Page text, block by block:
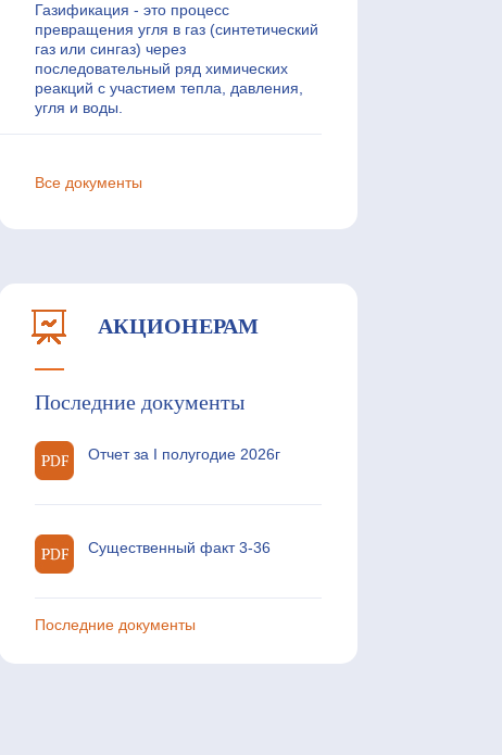
Газификация - это процесс
превращения угля в газ (синтетический
газ или сингаз) через
последовательный ряд химических
реакций с участием тепла, давления,
угля и воды.
Все документы
АКЦИОНЕРАМ
Последние документы
Отчет за I полугодие 2026г
Существенный факт 3-36
Последние документы